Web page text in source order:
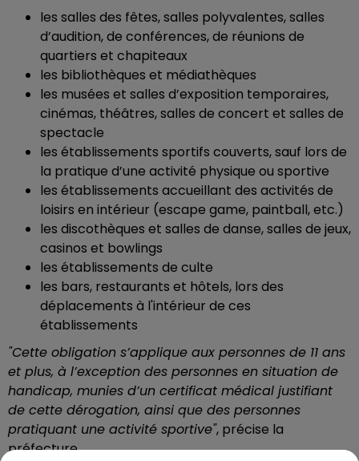
les salles des fêtes, salles polyvalentes, salles
d’audition, de conférences, de réunions de
quartiers et chapiteaux
les bibliothèques et médiathèques
les musées et salles d’exposition temporaires,
cinémas, théâtres, salles de concert et salles de
spectacle
les établissements sportifs couverts, sauf lors de
la pratique d’une activité physique ou sportive
les établissements accueillant des activités de
loisirs en intérieur (escape game, paintball, etc.)
les discothèques et salles de danse, salles de jeux,
casinos et bowlings
les établissements de culte
les bars, restaurants et hôtels, lors des
déplacements à l'intérieur de ces
établissements
"Cette obligation s’applique aux personnes de 11 ans
et plus, à l’exception des personnes en situation de
handicap, munies d’un certificat médical justifiant
de cette dérogation, ainsi que des personnes
pratiquant une activité sportive", précise la
préfecture.